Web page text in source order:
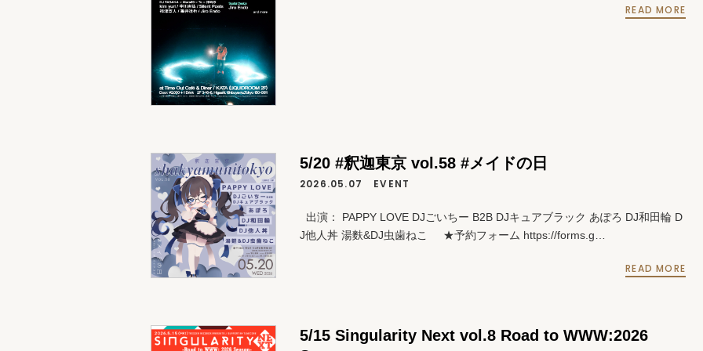
READ MORE
5/20 #釈迦東京 vol.58 #メイドの日
2026.05.07 EVENT
出演： PAPPY LOVE DJごいちー B2B DJキュアブラック あぽろ DJ和田輪 D
J他人丼 湯麩&DJ虫歯ねこ ★予約フォーム https://forms.g…
READ MORE
5/15 Singularity Next vol.8 Road to WWW:2026